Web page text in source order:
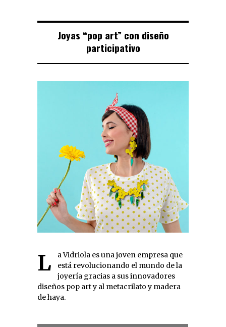
Joyas “pop art” con diseño
participativo
La Vidriola es una joven empresa que
está revolucionando el mundo de la
joyería gracias a sus innovadores
diseños pop art y al metacrilato y madera
de haya.